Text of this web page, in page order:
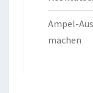
Ampel-
machen